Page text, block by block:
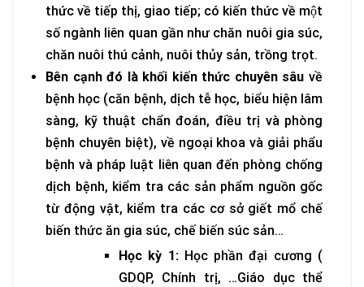
thức về tiếp thị, giao tiếp; có kiến thức về một
số ngành liên quan gần như chăn nuôi gia súc,
chăn nuôi thú cảnh, nuôi thủy sản, trồng trọt.
Bên cạnh đó là khối kiến thức chuyên sâu về
bệnh học (căn bệnh, dịch tễ học, biểu hiện lâm
sàng, kỹ thuật chẩn đoán, điều trị và phòng
bệnh chuyên biệt), về ngoại khoa và giải phẩu
bệnh và pháp luật liên quan đến phòng chống
dịch bệnh, kiểm tra các sản phẩm nguồn gốc
từ động vật, kiểm tra các cơ sở giết mổ chế
biến thức ăn gia súc, chế biến súc sản…
Học kỳ 1:Học phần đại cương (
GDQP, Chính trị, …Giáo dục thể